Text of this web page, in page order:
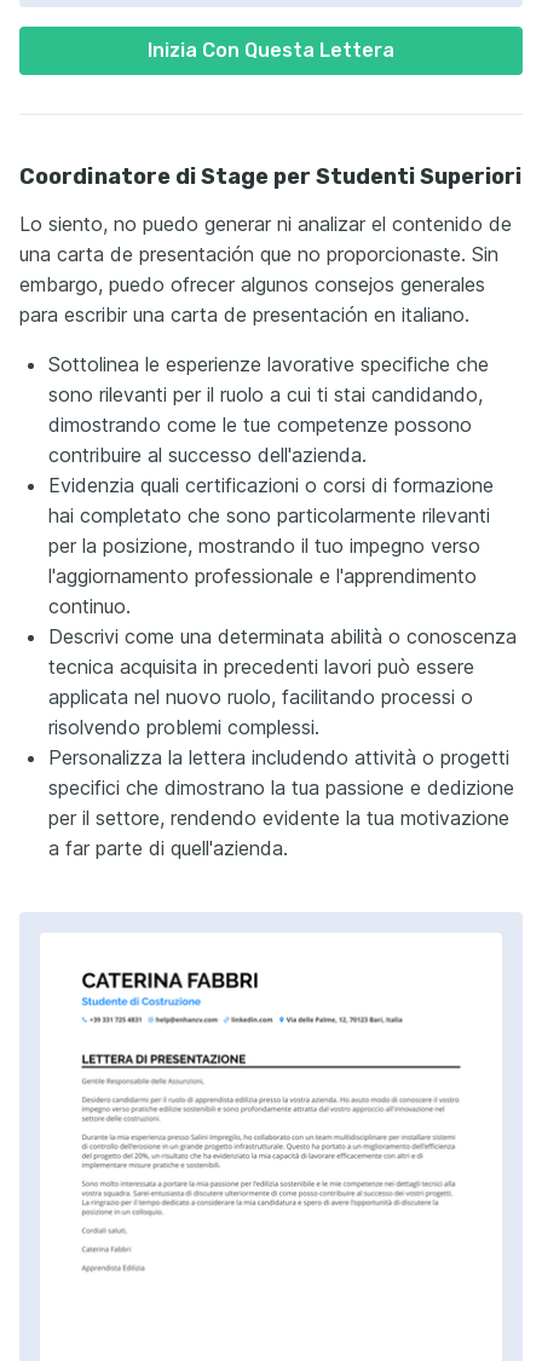
Inizia Con Questa Lettera
Coordinatore di Stage per Studenti Superiori
Lo siento, no puedo generar ni analizar el contenido de
una carta de presentación que no proporcionaste. Sin
embargo, puedo ofrecer algunos consejos generales
para escribir una carta de presentación en italiano.
Sottolinea le esperienze lavorative specifiche che
sono rilevanti per il ruolo a cui ti stai candidando,
dimostrando come le tue competenze possono
contribuire al successo dell'azienda.
Evidenzia quali certificazioni o corsi di formazione
hai completato che sono particolarmente rilevanti
per la posizione, mostrando il tuo impegno verso
l'aggiornamento professionale e l'apprendimento
continuo.
Descrivi come una determinata abilità o conoscenza
tecnica acquisita in precedenti lavori può essere
applicata nel nuovo ruolo, facilitando processi o
risolvendo problemi complessi.
Personalizza la lettera includendo attività o progetti
specifici che dimostrano la tua passione e dedizione
per il settore, rendendo evidente la tua motivazione
a far parte di quell'azienda.